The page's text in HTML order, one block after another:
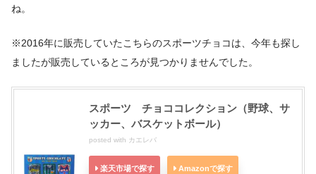
ね。
※2016年に販売していたこちらのスポーツチョコは、今年も探し
ましたが販売しているところが見つかりませんでした。
スポーツ チョココレクション（野球、サ
ッカー、バスケットボール）
posted with カエレバ
楽天市場で探す Amazonで探す